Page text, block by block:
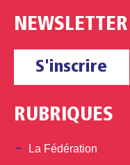
NEWSLETTER
S'inscrire
RUBRIQUES
La Fédération